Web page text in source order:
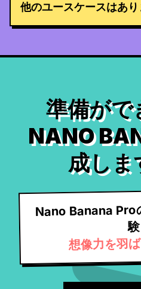
他のユースケースはあり
準備がで
NANO
成しま
Nano Banana Pro
験
想像力を羽